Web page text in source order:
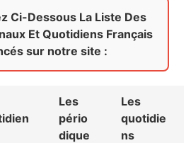
Ci-Dessous La Liste Des
Et Quotidiens Français
sur notre site :
Les
pério
dique
Les
quotidie
ns